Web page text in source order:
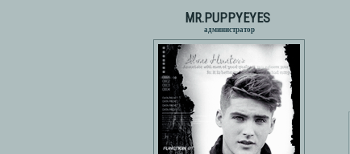
MR.PUPPYEYES
администратор